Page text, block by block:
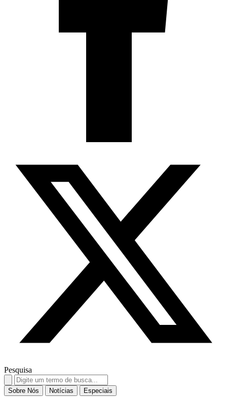
Pesquisa
Search
for:
Sobre Nós Notícias Especiais